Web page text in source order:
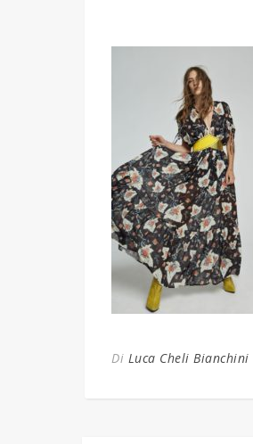
Di Luca Cheli Bianchini